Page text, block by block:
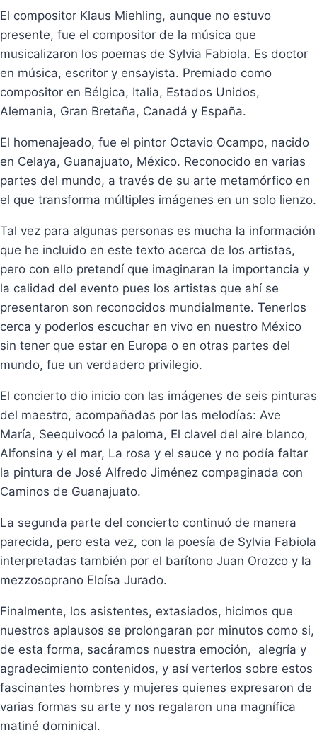
El compositor Klaus Miehling, aunque no estuvo
presente, fue el compositor de la música que
musicalizaron los poemas de Sylvia Fabiola. Es doctor
en música, escritor y ensayista. Premiado como
compositor en Bélgica, Italia, Estados Unidos,
Alemania, Gran Bretaña, Canadá y España.
El homenajeado, fue el pintor Octavio Ocampo, nacido
en Celaya, Guanajuato, México. Reconocido en varias
partes del mundo, a través de su arte metamórfico en
el que transforma múltiples imágenes en un solo lienzo.
Tal vez para algunas personas es mucha la información
que he incluido en este texto acerca de los artistas,
pero con ello pretendí que imaginaran la importancia y
la calidad del evento pues los artistas que ahí se
presentaron son reconocidos mundialmente. Tenerlos
cerca y poderlos escuchar en vivo en nuestro México
sin tener que estar en Europa o en otras partes del
mundo, fue un verdadero privilegio.
El concierto dio inicio con las imágenes de seis pinturas
del maestro, acompañadas por las melodías: Ave
María, Seequivocó la paloma, El clavel del aire blanco,
Alfonsina y el mar, La rosa y el sauce y no podía faltar
la pintura de José Alfredo Jiménez compaginada con
Caminos de Guanajuato.
La segunda parte del concierto continuó de manera
parecida, pero esta vez, con la poesía de Sylvia Fabiola
interpretadas también por el barítono Juan Orozco y la
mezzosoprano Eloísa Jurado.
Finalmente, los asistentes, extasiados, hicimos que
nuestros aplausos se prolongaran por minutos como si,
de esta forma, sacáramos nuestra emoción, alegría y
agradecimiento contenidos, y así verterlos sobre estos
fascinantes hombres y mujeres quienes expresaron de
varias formas su arte y nos regalaron una magnífica
matiné dominical.